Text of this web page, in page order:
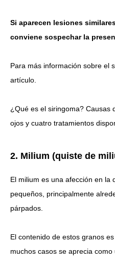
Si aparecen lesiones
conviene sospechar la
Para más información sobre el
artículo.
¿Qué es el siringoma? Causas
ojos y cuatro tratamientos
2. Milium (quiste de
El milium es una afección en la
pequeños, principalmente
párpados.
El contenido de estos granos
muchos casos se aprecia